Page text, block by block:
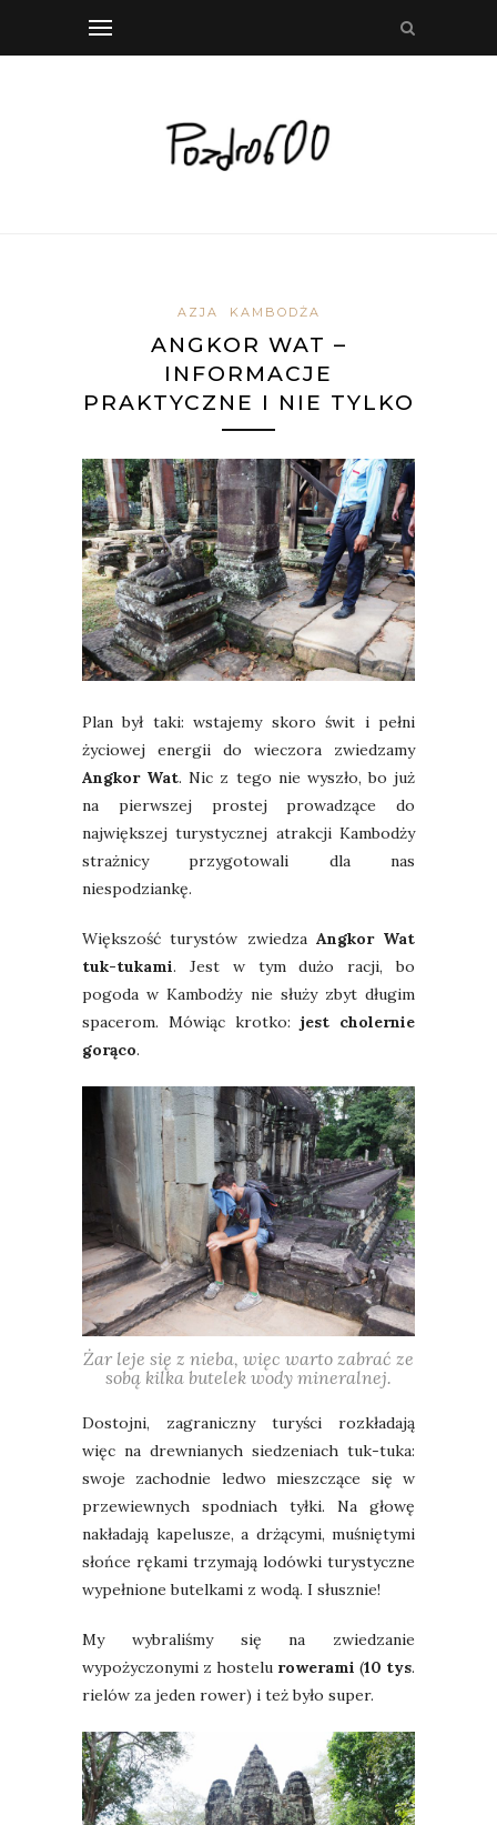
AZJA KAMBODŻA
ANGKOR WAT –
INFORMACJE
PRAKTYCZNE I NIE TYLKO
Plan był taki: wstajemy skoro świt i pełni
życiowej energii do wieczora zwiedzamy
Angkor Wat. Nic z tego nie wyszło, bo już
na pierwszej prostej prowadzące do
największej turystycznej atrakcji Kambodży
strażnicy przygotowali dla nas
niespodziankę.
Większość turystów zwiedza Angkor Wat
tuk-tukami. Jest w tym dużo racji, bo
pogoda w Kambodży nie służy zbyt długim
spacerom. Mówiąc krotko: jest cholernie
gorąco.
Żar leje się z nieba, więc warto zabrać ze
sobą kilka butelek wody mineralnej.
Dostojni, zagraniczny turyści rozkładają
więc na drewnianych siedzeniach tuk-tuka:
swoje zachodnie ledwo mieszczące się w
przewiewnych spodniach tyłki. Na głowę
nakładają kapelusze, a drżącymi, muśniętymi
słońce rękami trzymają lodówki turystyczne
wypełnione butelkami z wodą. I słusznie!
My wybraliśmy się na zwiedzanie
wypożyczonymi z hostelu rowerami (10 tys.
rielów za jeden rower) i też było super.